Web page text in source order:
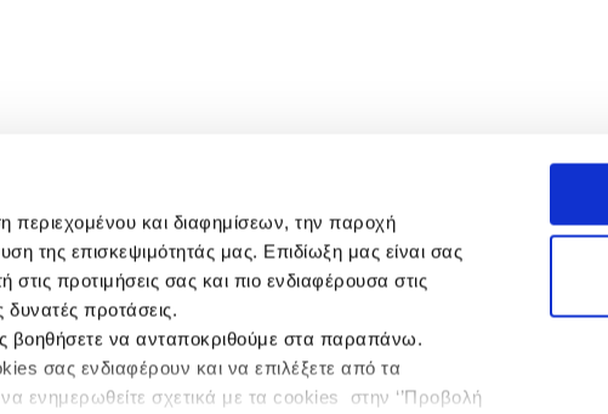
περιεχομένου και διαφημίσεων, την παροχή
της επισκεψιμότητάς μας. Επιδίωξη μας είναι σας
προτιμήσεις σας και πιο ενδιαφέρουσα στις
δυνατές προτάσεις.
βοηθήσετε να ανταποκριθούμε στα παραπάνω.
σας ενδιαφέρουν και να επιλέξετε από τα
να ενημερωθείτε σχετικά με τα cookies στην ‘’Προβολή